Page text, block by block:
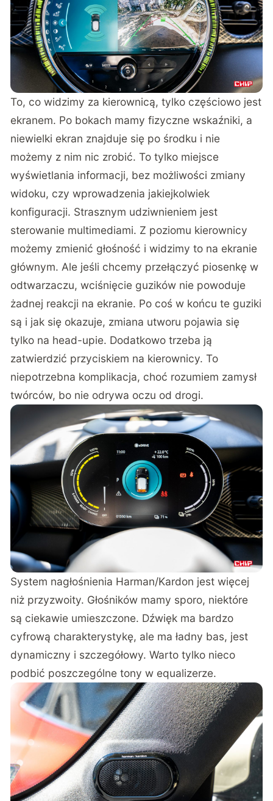
To, co widzimy za kierownicą, tylko częściowo jest
ekranem. Po bokach mamy fizyczne wskaźniki, a
niewielki ekran znajduje się po środku i nie
możemy z nim nic zrobić. To tylko miejsce
wyświetlania informacji, bez możliwości zmiany
widoku, czy wprowadzenia jakiejkolwiek
konfiguracji. Strasznym udziwnieniem jest
sterowanie multimediami. Z poziomu kierownicy
możemy zmienić głośność i widzimy to na ekranie
głównym. Ale jeśli chcemy przełączyć piosenkę w
odtwarzaczu, wciśnięcie guzików nie powoduje
żadnej reakcji na ekranie. Po coś w końcu te guziki
są i jak się okazuje, zmiana utworu pojawia się
tylko na head-upie. Dodatkowo trzeba ją
zatwierdzić przyciskiem na kierownicy. To
niepotrzebna komplikacja, choć rozumiem zamysł
twórców, bo nie odrywa oczu od drogi.
System nagłośnienia Harman/Kardon jest więcej
niż przyzwoity. Głośników mamy sporo, niektóre
są ciekawie umieszczone. Dźwięk ma bardzo
cyfrową charakterystykę, ale ma ładny bas, jest
dynamiczny i szczegółowy. Warto tylko nieco
podbić poszczególne tony w equalizerze.